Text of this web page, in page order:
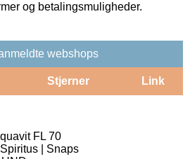
og betalingsmuligheder.
webshops
Stjerner Link
FL 70
| Snaps